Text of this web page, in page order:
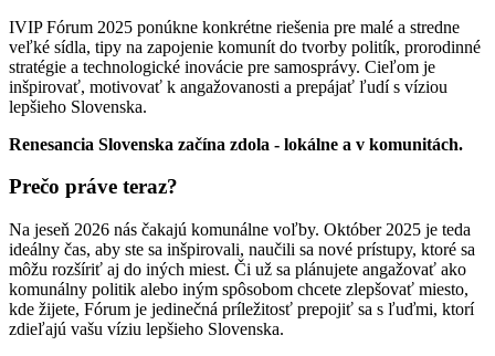
IVIP Fórum 2025 ponúkne konkrétne riešenia pre malé a stredne
veľké sídla, tipy na zapojenie komunít do tvorby politík, prorodinné
stratégie a technologické inovácie pre samosprávy. Cieľom je
inšpirovať, motivovať k angažovanosti a prepájať ľudí s víziou
lepšieho Slovenska.
Renesancia Slovenska začína zdola - lokálne a v komunitách.
Prečo práve teraz?
Na jeseň 2026 nás čakajú komunálne voľby. Október 2025 je teda
ideálny čas, aby ste sa inšpirovali, naučili sa nové prístupy, ktoré sa
môžu rozšíriť aj do iných miest. Či už sa plánujete angažovať ako
komunálny politik alebo iným spôsobom chcete zlepšovať miesto,
kde žijete, Fórum je jedinečná príležitosť prepojiť sa s ľuďmi, ktorí
zdieľajú vašu víziu lepšieho Slovenska.